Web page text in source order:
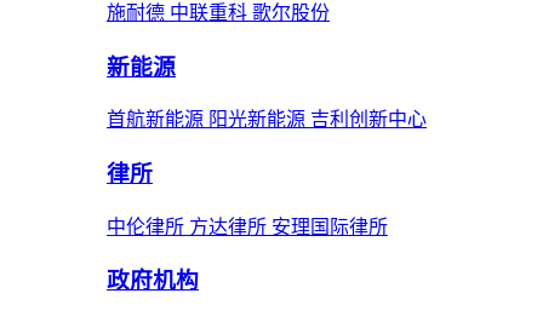
施耐德 中联重科 歌尔股份
新能源
首航新能源 阳光新能源 吉利创新中心
律所
中伦律所 方达律所 安理国际律所
政府机构